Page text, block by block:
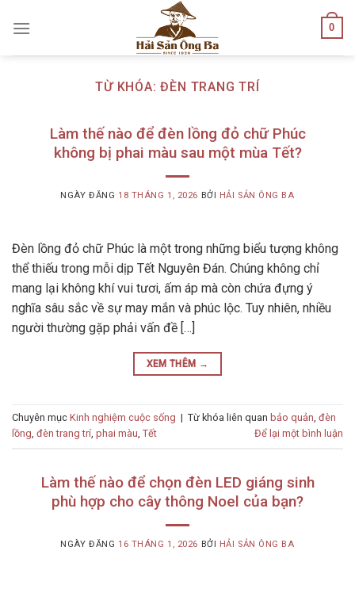
0
TỪ KHÓA:ĐÈN TRANG TRÍ
Làm thế nào để đèn lồng đỏ chữ Phúc
không bị phai màu sau một mùa Tết?
NGÀY ĐĂNG 18 THÁNG 1, 2026 BỞI HẢI SẢN ÔNG BA
Đèn lồng đỏ chữ Phúc là một trong những biểu tượng không
thể thiếu trong mỗi dịp Tết Nguyên Đán. Chúng không chỉ
mang lại không khí vui tươi, ấm áp mà còn chứa đựng ý
nghĩa sâu sắc về sự may mắn và phúc lộc. Tuy nhiên, nhiều
người thường gặp phải vấn đề […]
XEM THÊM →
Chuyên mục Kinh nghiệm cuộc sống | Từ khóa liên quan bảo quản, đèn
lồng, đèn trang trí, phai màu, Tết Để lại một bình luận
Làm thế nào để chọn đèn LED giáng sinh
phù hợp cho cây thông Noel của bạn?
NGÀY ĐĂNG 16 THÁNG 1, 2026 BỞI HẢI SẢN ÔNG BA